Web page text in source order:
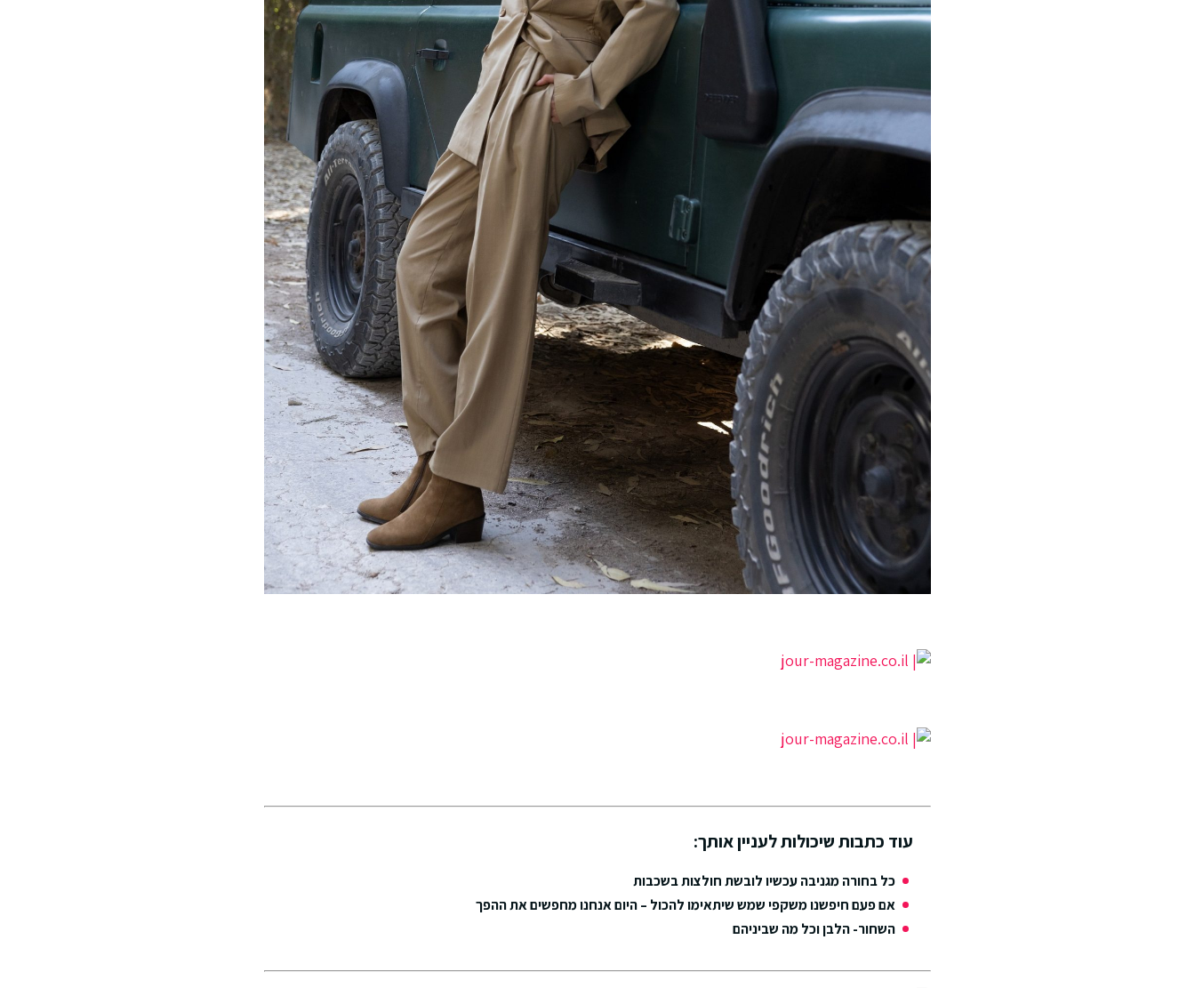
עוד כתבות שיכולות לעניין אותך:
כל בחורה מגניבה עכשיו לובשת חולצות בשכבות
אם פעם חיפשנו משקפי שמש שיתאימו להכול – היום אנחנו מחפשים את ההפך
השחור- הלבן וכל מה שביניהם